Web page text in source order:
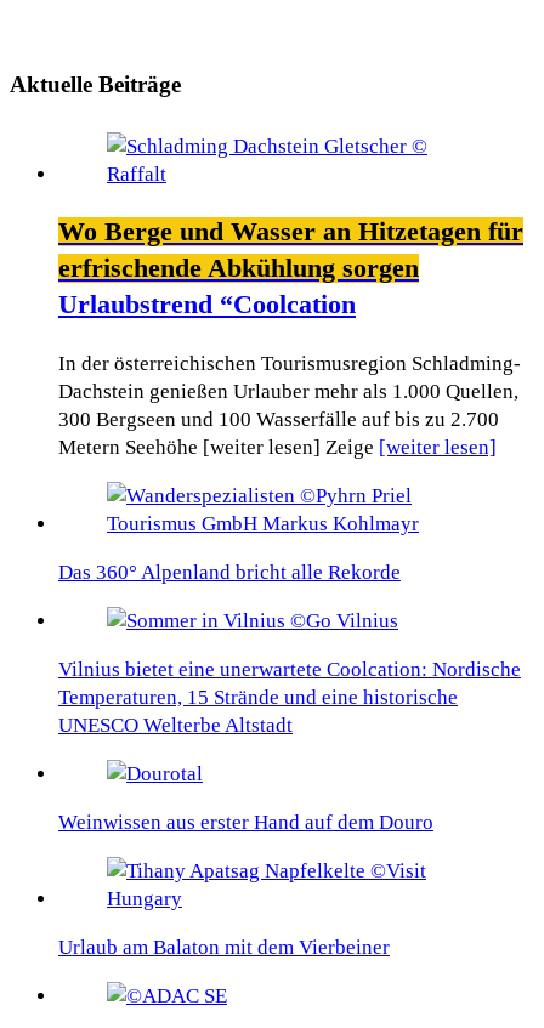
Aktuelle Beiträge
Wo Berge und Wasser an Hitzetagen für
erfrischende Abkühlung sorgen
Urlaubstrend “Coolcation
In der österreichischen Tourismusregion Schladming-
Dachstein genießen Urlauber mehr als 1.000 Quellen,
300 Bergseen und 100 Wasserfälle auf bis zu 2.700
Metern Seehöhe [weiter lesen] Zeige [weiter lesen]
Das 360° Alpenland bricht alle Rekorde
Vilnius bietet eine unerwartete Coolcation: Nordische
Temperaturen, 15 Strände und eine historische
UNESCO Welterbe Altstadt
Weinwissen aus erster Hand auf dem Douro
Urlaub am Balaton mit dem Vierbeiner